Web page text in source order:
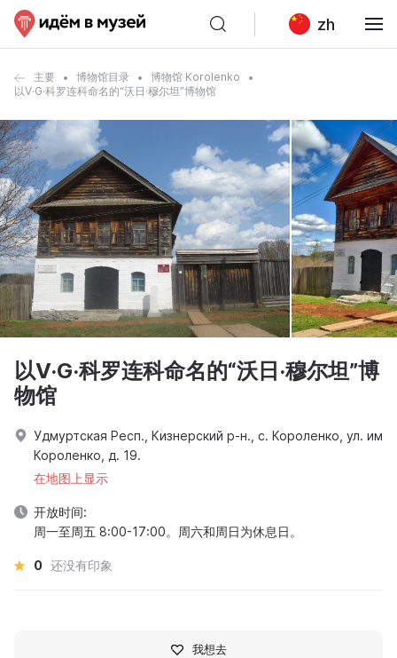
zh
主要 博物馆目录
博物馆 Korolenko
以V·G·科罗连科命名的“沃日·穆尔坦”博物馆
以V·G·科罗连科命名的“沃日·穆尔坦”博
物馆
Удмуртская Респ., Кизнерский р-н., с. Короленко, ул. им
Короленко, д. 19.
在地图上显示
开放时间:
周一至周五 8:00-17:00。周六和周日为休息日。
0 还没有印象
我想去